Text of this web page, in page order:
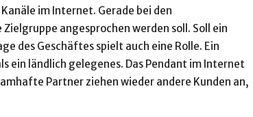
im Internet. Gerade bei den
angesprochen werden soll. Soll ein
des Geschäftes spielt auch eine Rolle. Ein
ein ländlich gelegenes. Das Pendant im Internet
Partner ziehen wieder andere Kunden an,